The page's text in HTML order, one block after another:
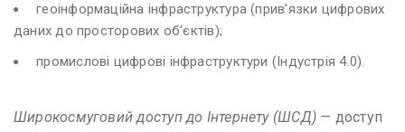
геоінформаційна інфраструктура (прив’язки цифрових
даних до просторових об’єктів);
промислові цифрові інфраструктури (Індустрія 4.0).
Широкосмуговий доступ до Інтернету (ШСД) — доступ